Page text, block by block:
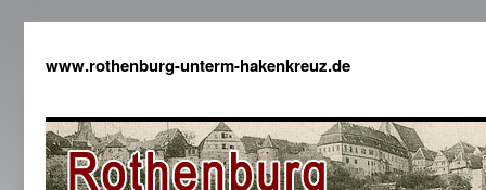
www.rothenburg-unterm-hakenkreuz.de